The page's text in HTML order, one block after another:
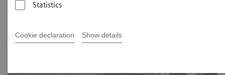
Statistics
Cookie declaration Show details
ortho and neuro surgery as well as general papers.